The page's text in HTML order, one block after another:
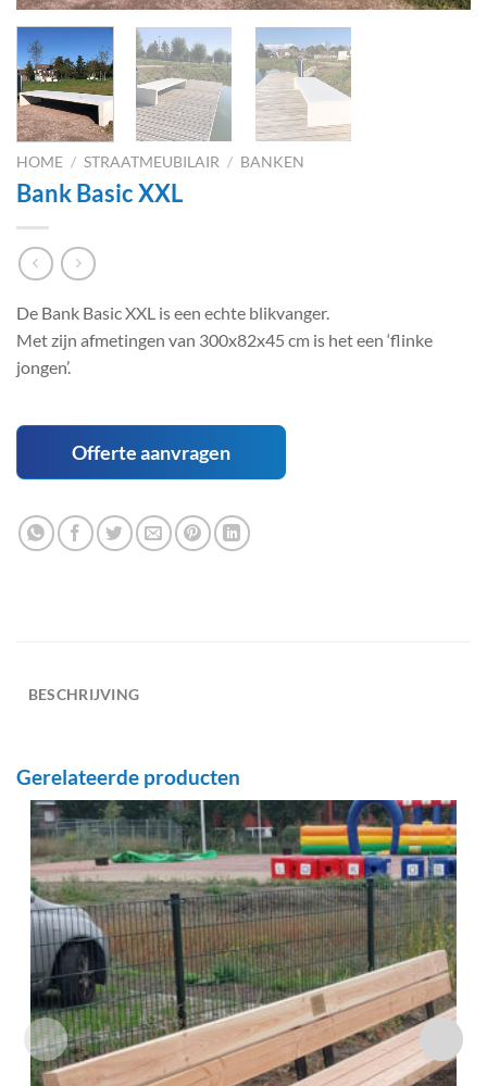
HOME / STRAATMEUBILAIR / BANKEN
Bank Basic XXL
De Bank Basic XXL is een echte blikvanger.
Met zijn afmetingen van 300x82x45 cm is het een ‘flinke
jongen’.
Offerte aanvragen
BESCHRIJVING
Gerelateerde producten